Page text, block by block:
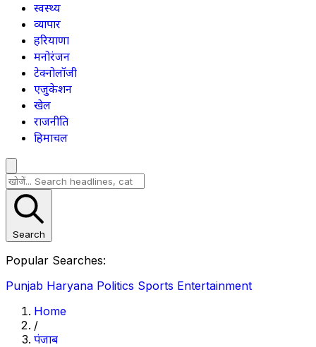
स्वस्थ्य
व्यापार
हरियाणा
मनोरंजन
टेक्नोलॉजी
एजुकेशन
खेल
राजनीति
हिमाचल
Search
Popular Searches:
Punjab Haryana Politics Sports Entertainment
Home
/
पंजाब